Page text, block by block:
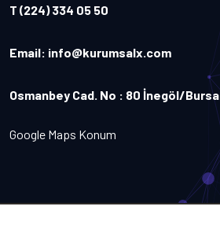
T (224) 334 05 50
Email: info@kurumsalx.com
Osmanbey Cad. No : 80 İnegöl/Bursa
Google Maps Konum